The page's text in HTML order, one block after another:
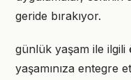
geride bırakıyor.
günlük yaşam ile
yaşamınıza entegre